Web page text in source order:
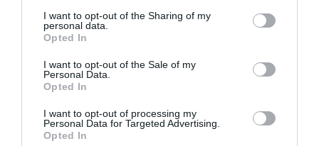
not limited to your visit or usage behaviour. You may click to
grant or deny consent to Google and its third-party tags to
use your data for below specified purposes in below Google
consent section.
I want to opt-out of the Sharing of my
personal data.
Opted In
I want to opt-out of the Sale of my
Personal Data.
Opted In
I want to opt-out of processing my
Personal Data for Targeted Advertising.
Opted In
Βρετανού – Πέντε συλλήψεις
στελέχη της Λιμενικής Αρχής Ρεθύμνου, για υπόθεση
επικίνδυνης σωματικής βλάβης σε βάρος 51χρονου
Βρετανού, μέσα στο εμπορικό λιμά...
08 Αυγούστου 2026